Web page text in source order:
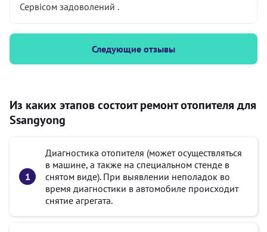
Сервісом задоволений .
Следующие отзывы
Из каких этапов состоит ремонт отопителя для
Ssangyong
Диагностика отопителя (может осуществляться
в машине, а также на специальном стенде в
снятом виде). При выявлении неполадок во
время диагностики в автомобиле происходит
снятие агрегата.